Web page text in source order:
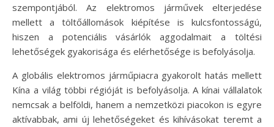
szempontjából. Az elektromos járművek elterjedése
mellett a töltőállomások kiépítése is kulcsfontosságú,
hiszen a potenciális vásárlók aggodalmait a töltési
lehetőségek gyakorisága és elérhetősége is befolyásolja.
A globális elektromos járműpiacra gyakorolt hatás mellett
Kína a világ többi régióját is befolyásolja. A kínai vállalatok
nemcsak a belföldi, hanem a nemzetközi piacokon is egyre
aktívabbak, ami új lehetőségeket és kihívásokat teremt a